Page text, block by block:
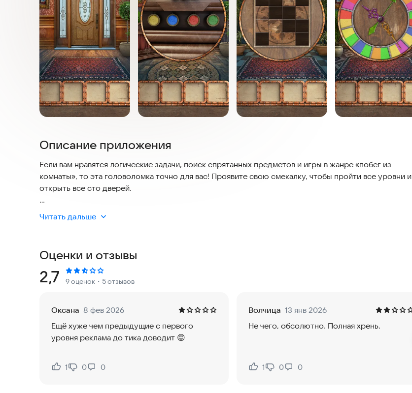
Описание приложения
Если вам нравятся логические задачи, поиск спрятанных предметов и игры в жанре «побег из
комнаты», то эта головоломка точно для вас! Проявите свою смекалку, чтобы пройти все уровни и
открыть все сто дверей.
Особенности игры:
- интересные и разнообразные головоломки;
- отличная графика;
- атмосферные уровни.
Читать дальше
Оценки и отзывы
Рейтинг:
2,7 9 оценок ・5 отзывов
Оксана 8 фев 2026
Ещё хуже чем предыдущие с первого
уровня реклама до тика доводит 😡
Нравится:
1
Не нравится:
0 0
Волчица 13 янв 2026
Не чего, обсолютно. Полная хрень.
Нравится:
1
Не нравится:
0 0